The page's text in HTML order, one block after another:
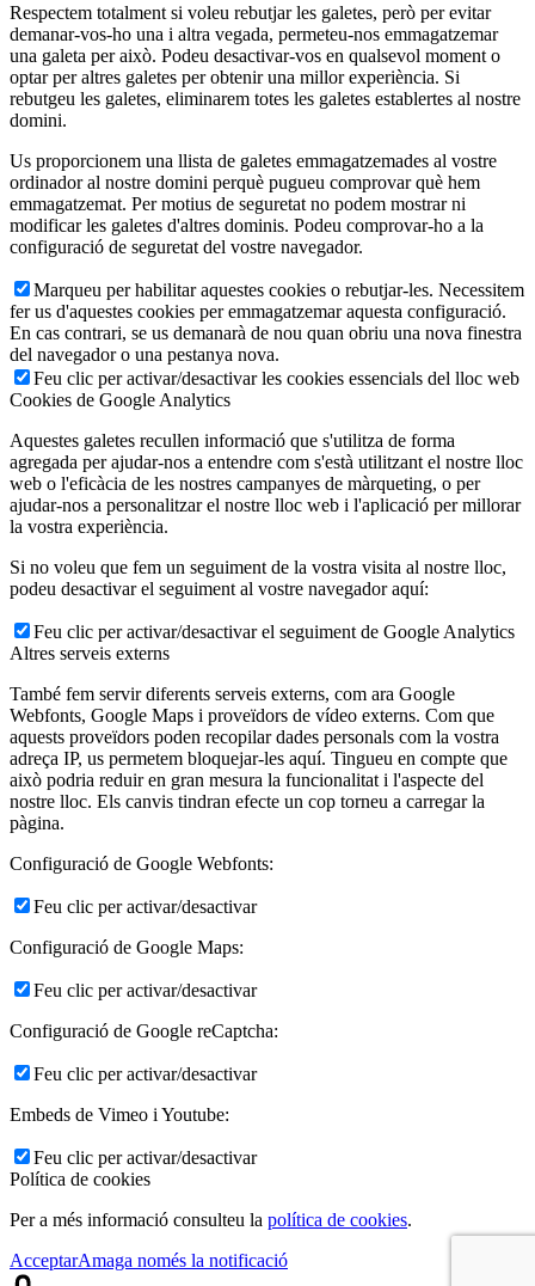
Respectem totalment si voleu rebutjar les galetes, però per evitar
demanar-vos-ho una i altra vegada, permeteu-nos emmagatzemar
una galeta per això. Podeu desactivar-vos en qualsevol moment o
optar per altres galetes per obtenir una millor experiència. Si
rebutgeu les galetes, eliminarem totes les galetes establertes al nostre
domini.
Us proporcionem una llista de galetes emmagatzemades al vostre
ordinador al nostre domini perquè pugueu comprovar què hem
emmagatzemat. Per motius de seguretat no podem mostrar ni
modificar les galetes d'altres dominis. Podeu comprovar-ho a la
configuració de seguretat del vostre navegador.
Marqueu per habilitar aquestes cookies o rebutjar-les. Necessitem
fer us d'aquestes cookies per emmagatzemar aquesta configuració.
En cas contrari, se us demanarà de nou quan obriu una nova finestra
del navegador o una pestanya nova.
Feu clic per activar/desactivar les cookies essencials del lloc web
Cookies de Google Analytics
Aquestes galetes recullen informació que s'utilitza de forma
agregada per ajudar-nos a entendre com s'està utilitzant el nostre lloc
web o l'eficàcia de les nostres campanyes de màrqueting, o per
ajudar-nos a personalitzar el nostre lloc web i l'aplicació per millorar
la vostra experiència.
Si no voleu que fem un seguiment de la vostra visita al nostre lloc,
podeu desactivar el seguiment al vostre navegador aquí:
Feu clic per activar/desactivar el seguiment de Google Analytics
Altres serveis externs
També fem servir diferents serveis externs, com ara Google
Webfonts, Google Maps i proveïdors de vídeo externs. Com que
aquests proveïdors poden recopilar dades personals com la vostra
adreça IP, us permetem bloquejar-les aquí. Tingueu en compte que
això podria reduir en gran mesura la funcionalitat i l'aspecte del
nostre lloc. Els canvis tindran efecte un cop torneu a carregar la
pàgina.
Configuració de Google Webfonts:
Feu clic per activar/desactivar
Configuració de Google Maps:
Feu clic per activar/desactivar
Configuració de Google reCaptcha:
Feu clic per activar/desactivar
Embeds de Vimeo i Youtube:
Feu clic per activar/desactivar
Política de cookies
Per a més informació consulteu la política de cookies.
AcceptarAmaga només la notificació